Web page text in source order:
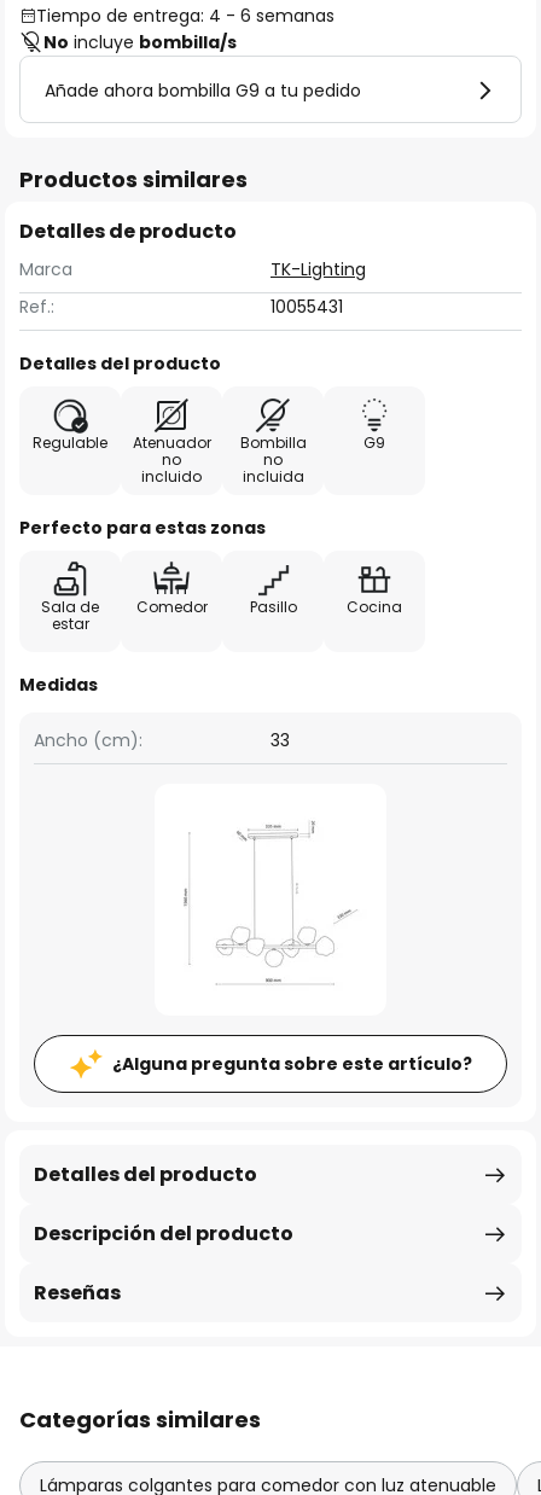
Tiempo de entrega: 4 - 6 semanas
No incluye bombilla/s
Añade ahora bombilla G9 a tu pedido
Productos similares
Detalles de producto
Marca
TK-Lighting
Ref.:
10055431
Detalles del producto
Regulable
Atenuador
no
incluido
Bombilla
no
incluida
G9
Perfecto para estas zonas
Sala de
estar
Comedor Pasillo Cocina
Medidas
Ancho (cm): 33
¿Alguna pregunta sobre este artículo?
Descripción del producto
Detalles del producto
Reseñas
Categorías similares
Lámparas colgantes para comedor con luz atenuable